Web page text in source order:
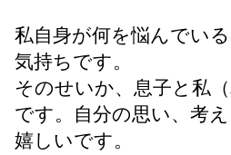
私自身が何を悩んでい
気持ちです。
そのせいか、息子と私
です。自分の思い、考
嬉しいです。